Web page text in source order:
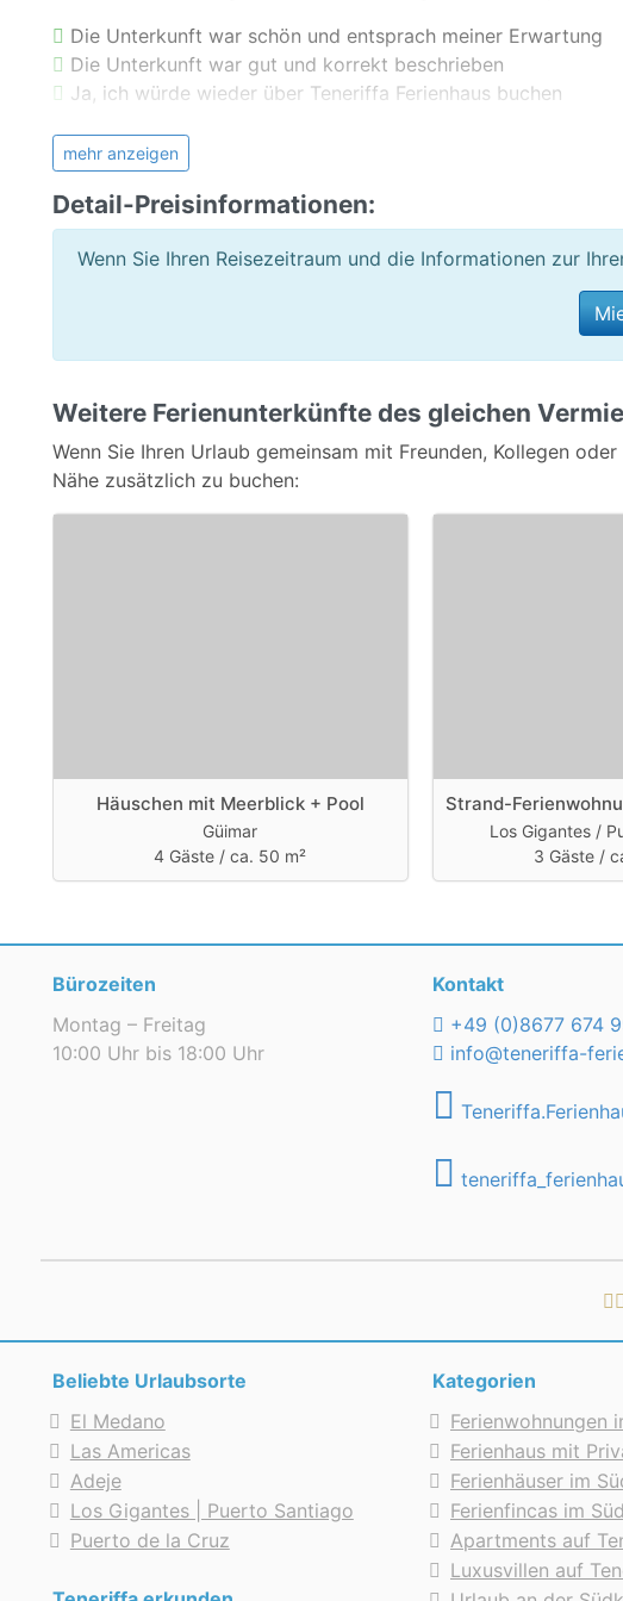
Die Unterkunft war schön und entsprach meiner Erwartung
Die Unterkunft war gut und korrekt beschrieben
Ja, ich würde wieder über Teneriffa Ferienhaus buchen
Normann aus Kassel / Deutschland schreibt am 26.04.2023
Objekt und Vermieter: Beides Wunderbar
Es gibt es ein tolles Restaurant, eine grandiose Aussicht, ein
Die Unterkunft war schön und entsprach meiner Erwartung
Es war alles Super.
Es war alles Super.
Die Unterkunft war schön und entsprach meiner Erwartung
Die Unterkunft war gut und korrekt beschrieben
mehr anzeigen
Detail-Preisinformationen:
Wenn Sie Ihren Reisezeitraum und die Informationen zur
Weitere Ferienunterkünfte des gleichen
Wenn Sie Ihren Urlaub gemeinsam mit Freunden, Kollegen
Nähe zusätzlich zu buchen:
Häuschen mit Meerblick + Pool
Güimar
4 Gäste /ca. 50 m²
Los Gigantes /
3 Gäste /
Bürozeiten
Montag – Freitag
10:00 Uhr bis 18:00 Uhr
Kontakt
+49 (0)8677 674
info@teneriffa-
Beliebte Urlaubsorte
El Medano
Las Americas
Adeje
Los Gigantes | Puerto Santiago
Puerto de la Cruz
Kategorien
Ferienwohnungen
Ferienhaus mit
Ferienhäuser im
Ferienfincas im
Apartments auf
Luxusvillen auf